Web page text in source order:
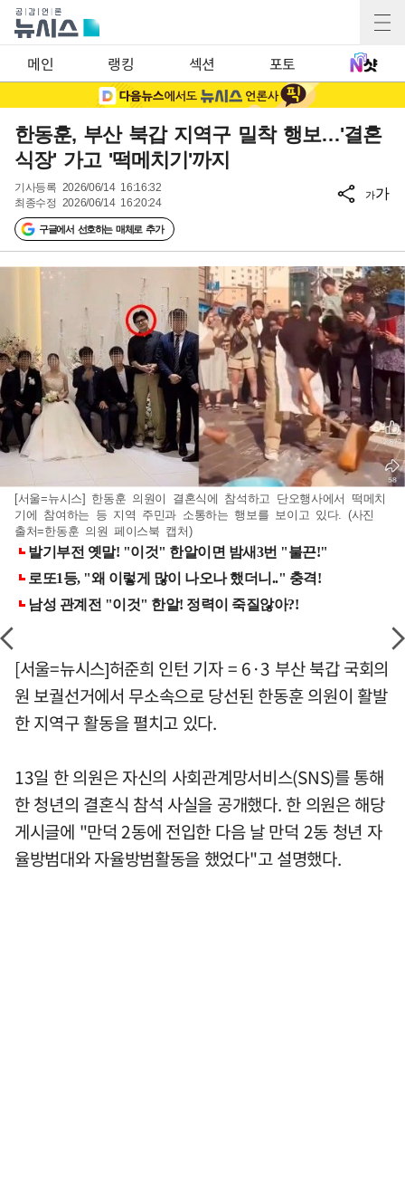
메인 랭킹 섹션 포토
한동훈, 부산 북갑 지역구 밀착 행보…'결혼
식장' 가고 '떡메치기'까지
기사등록 2026/06/14 16:16:32
최종수정 2026/06/14 16:20:24
구글에서 선호하는 매체로 추가
가가
[서울=뉴시스] 한동훈 의원이 결혼식에 참석하고 단오행사에서 떡메치
기에 참여하는 등 지역 주민과 소통하는 행보를 보이고 있다. (사진
출처=한동훈 의원 페이스북 캡처)
[서울=뉴시스]허준희 인턴 기자 = 6·3 부산 북갑 국회의
원 보궐선거에서 무소속으로 당선된 한동훈 의원이 활발
한 지역구 활동을 펼치고 있다.
13일 한 의원은 자신의 사회관계망서비스(SNS)를 통해
한 청년의 결혼식 참석 사실을 공개했다. 한 의원은 해당
게시글에 "만덕 2동에 전입한 다음 날 만덕 2동 청년 자
율방범대와 자율방범활동을 했었다"고 설명했다.